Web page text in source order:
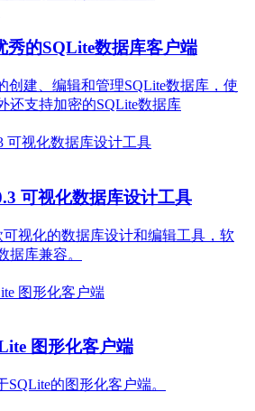
秀的SQLite数据库客户端
创建、编辑和管理SQLite数据库，使
还支持加密的SQLite数据库
可视化数据库设计工具
可视化的数据库设计和编辑工具，软
据库兼容。
图形化客户端
SQLite的图形化客户端。